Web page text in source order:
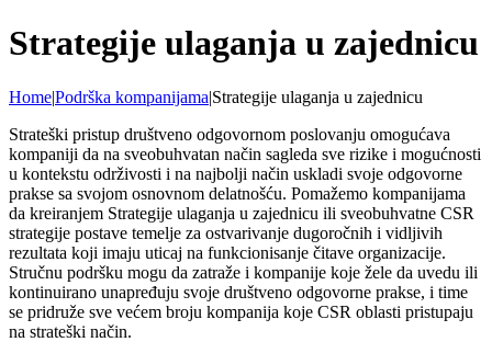
Strategije ulaganja u zajednicu
Home|Podrška kompanijama|Strategije ulaganja u zajednicu
Strateški pristup društveno odgovornom poslovanju omogućava
kompaniji da na sveobuhvatan način sagleda sve rizike i mogućnosti
u kontekstu održivosti i na najbolji način uskladi svoje odgovorne
prakse sa svojom osnovnom delatnošću. Pomažemo kompanijama
da kreiranjem Strategije ulaganja u zajednicu ili sveobuhvatne CSR
strategije postave temelje za ostvarivanje dugoročnih i vidljivih
rezultata koji imaju uticaj na funkcionisanje čitave organizacije.
Stručnu podršku mogu da zatraže i kompanije koje žele da uvedu ili
kontinuirano unapređuju svoje društveno odgovorne prakse, i time
se pridruže sve većem broju kompanija koje CSR oblasti pristupaju
na strateški način.